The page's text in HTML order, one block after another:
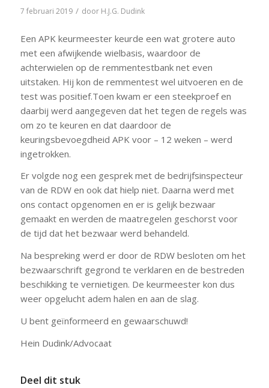
7 februari 2019 / door H.J.G. Dudink
Een APK keurmeester keurde een wat grotere auto
met een afwijkende wielbasis, waardoor de
achterwielen op de remmentestbank net even
uitstaken. Hij kon de remmentest wel uitvoeren en de
test was positief.Toen kwam er een steekproef en
daarbij werd aangegeven dat het tegen de regels was
om zo te keuren en dat daardoor de
keuringsbevoegdheid APK voor – 12 weken – werd
ingetrokken.
Er volgde nog een gesprek met de bedrijfsinspecteur
van de RDW en ook dat hielp niet. Daarna werd met
ons contact opgenomen en er is gelijk bezwaar
gemaakt en werden de maatregelen geschorst voor
de tijd dat het bezwaar werd behandeld.
Na bespreking werd er door de RDW besloten om het
bezwaarschrift gegrond te verklaren en de bestreden
beschikking te vernietigen. De keurmeester kon dus
weer opgelucht adem halen en aan de slag.
U bent geïnformeerd en gewaarschuwd!
Hein Dudink/Advocaat
Deel dit stuk